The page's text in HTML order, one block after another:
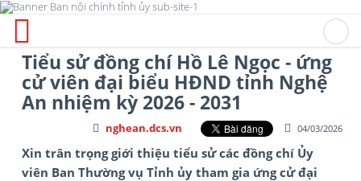
Tiểu sử đồng chí Hồ Lê Ngọc - ứng
cử viên đại biểu HĐND tỉnh Nghệ
An nhiệm kỳ 2026 - 2031
04/03/2026
nghean.dcs.vn
Xin trân trọng giới thiệu tiểu sử các đồng chí Ủy
viên Ban Thường vụ Tỉnh ủy tham gia ứng cử đại